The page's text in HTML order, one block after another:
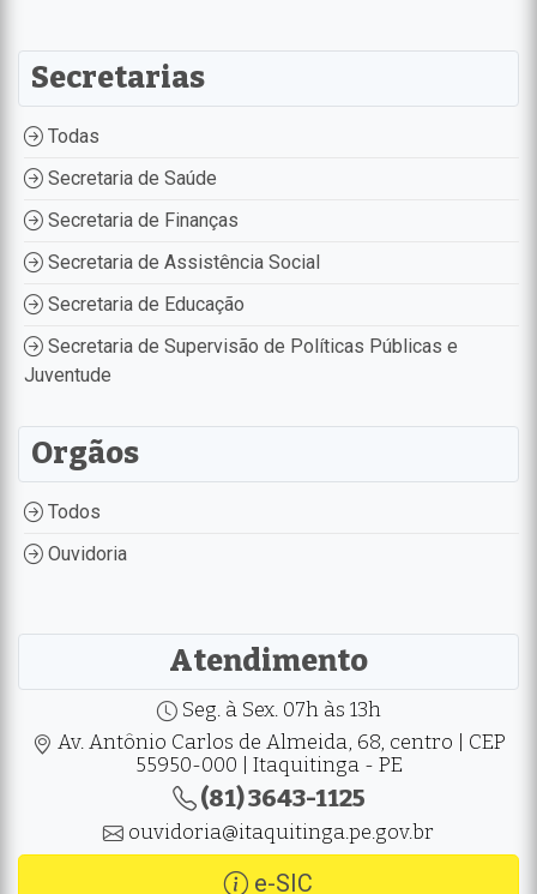
Secretarias
Todas
Secretaria de Saúde
Secretaria de Finanças
Secretaria de Assistência Social
Secretaria de Educação
Secretaria de Supervisão de Políticas Públicas e
Juventude
Orgãos
Todos
Ouvidoria
Atendimento
Seg. à Sex. 07h às 13h
Av. Antônio Carlos de Almeida, 68, centro | CEP
55950-000 | Itaquitinga - PE
(81) 3643-1125
ouvidoria@itaquitinga.pe.gov.br
e-SIC